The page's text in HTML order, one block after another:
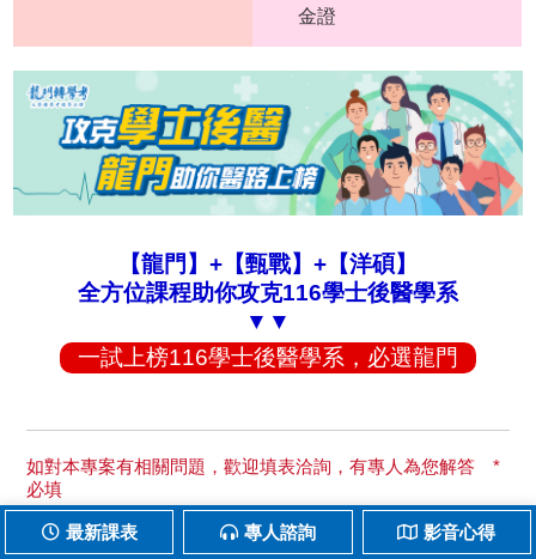
最新課表 專人諮詢 影音心得
金證
【龍門】+【甄戰】+【洋碩】
全方位課程助你攻克116學士後醫學系
▼▼
一試上榜116學士後醫學系，必選龍門
如對本專案有相關問題，歡迎填表洽詢，有專人為您解答 *
必填
真實姓